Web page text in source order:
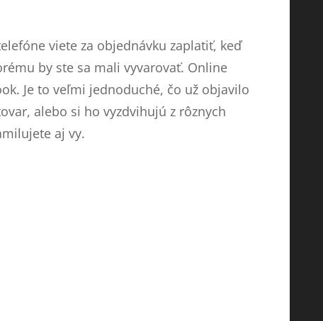
viete za objednávku zaplatiť, keď
by ste sa mali vyvarovať. Online
Je to veľmi jednoduché, čo už objavilo
alebo si ho vyzdvihujú z rôznych
aj vy.